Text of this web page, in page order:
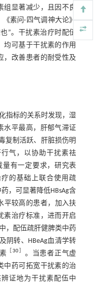
显著减少，且因不良
素问·四气调神大论》
”。干扰素治疗时配伍
均可基于干扰素的作用
，改善患者的耐受性及
指标的关系时发现，湿
水平最高，肝郁气滞证
复制活跃、肝脏损伤明
气，以协助干扰素祛
量有一定要求，研究表
的基础上联合使用疏
，可显著降低HBsAg含
平较高的患者，加入扶
素治疗标准，进而开启
，配伍疏肝健脾类中药
阴转、HBeAg血清学转
［30］ 。当患者正气虚
中药可拓宽干扰素的治
证地为干扰素配伍中